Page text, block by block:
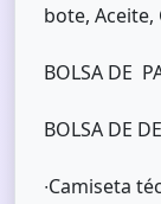
bote, Aceite,
BOLSA DE
BOLSA DE
∙Camiseta